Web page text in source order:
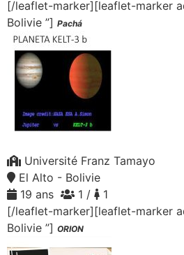
[/leaflet-marker][leaflet-marker
Bolivie ”] Pachá
Université Franz Tamayo
El Alto - Bolivie
19 ans
1 /
1
[/leaflet-marker][leaflet-marker
Bolivie ”] ORION